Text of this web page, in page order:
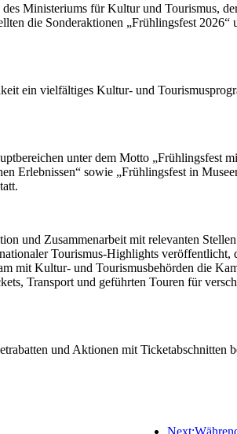
des Ministeriums für Kultur und Tourismus,
die Sonderaktionen „Frühlingsfest 2026“
ein vielfältiges Kultur- und
unter dem Motto „Frühlingsfest
Erlebnissen“ sowie „Frühlingsfest in
und Zusammenarbeit mit relevanten
Tourismus-Highlights veröffentlicht,
mit Kultur- und Tourismusbehörden die
Transport und geführten Touren für
und Aktionen mit Ticketabschnitten